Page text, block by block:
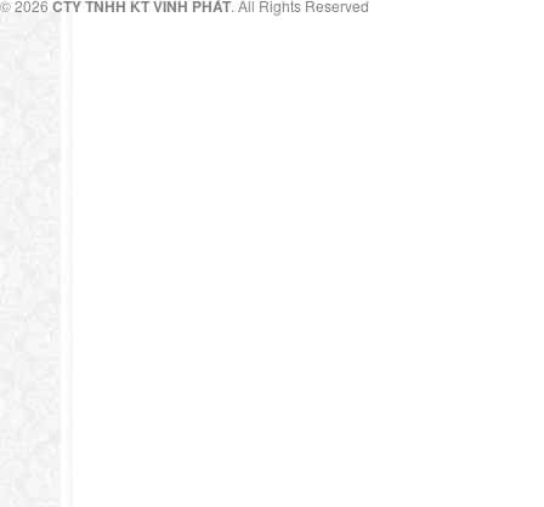
© 2026 CTY TNHH KT VINH PHÁT. All Rights Reserved